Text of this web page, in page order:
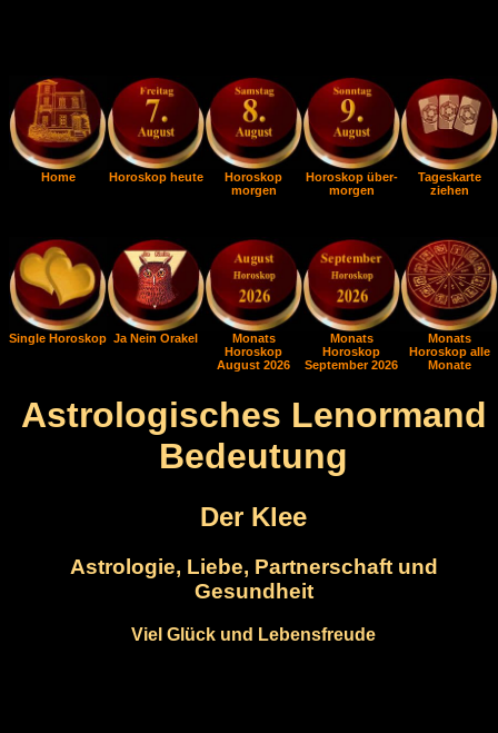
Home Horoskop heute
Horoskop
morgen
Horoskop über-
morgen
Tageskarte
ziehen
Single Horoskop Ja Nein Orakel
Monats
Horoskop
August 2026
Monats
Horoskop
September 2026
Monats
Horoskop alle
Monate
Astrologisches Lenormand
Bedeutung
Der Klee
Astrologie, Liebe, Partnerschaft und
Gesundheit
Viel Glück und Lebensfreude